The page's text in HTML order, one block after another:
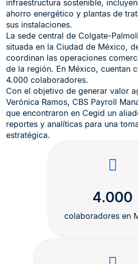
infraestructura sostenible,
ahorro energético y plantas de
sus instalaciones.
La sede central de Colgate-
situada en la Ciudad de México,
coordinan las operaciones
de la región. En México, cuentan
4.000 colaboradores.
Con el objetivo de generar valor
Verónica Ramos, CBS Payroll
que encontraron en Cegid un
reportes y analíticas para una
estratégica.
4.000
colaboradores en